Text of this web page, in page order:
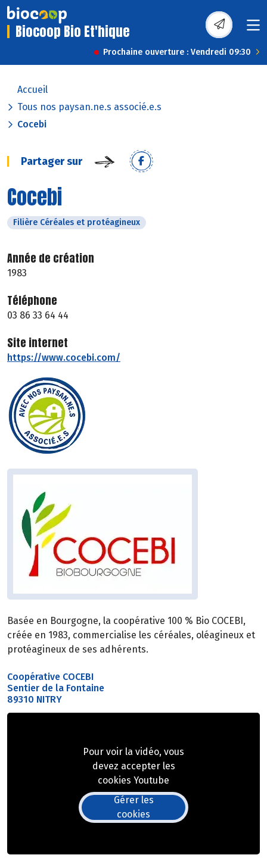
Biocoop Bio Et'hique
Prochaine ouverture : Vendredi 09:30
Accueil
Tous nos paysan.ne.s associé.e.s
Cocebi
Partager sur
Cocebi
Filière Céréales et protéagineux
Année de création
1983
Téléphone
03 86 33 64 44
Site internet
https://www.cocebi.com/
Basée en Bourgogne, la coopérative 100 % Bio COCEBI,
créée en 1983, commercialise les céréales, oléagineux et
protéagineux de ses adhérents.
Coopérative COCEBI
Sentier de la Fontaine
89310 NITRY
Pour voir la vidéo, vous
devez accepter les
cookies Youtube
Gérer les
cookies